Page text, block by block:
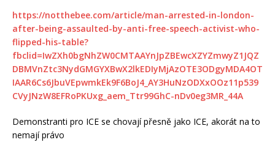
https://notthebee.com/article/man-arrested-in-london-
after-being-assaulted-by-anti-free-speech-activist-who-
flipped-his-table?
fbclid=IwZXh0bgNhZW0CMTAAYnJpZBEwcXZYZmwyZ1JQZ
DBMVnZtc3NydGMGYXBwX2lkEDIyMjAzOTE3ODgyMDA4OT
IAAR6Cs6JbuVEpwmkEk9F6BoJ4_AY3HuNzODXxOOz11p539
CVyJNzW8EFRoPKUxg_aem_Ttr99GhC-nDv0eg3MR_44A
Demonstranti pro ICE se chovají přesně jako ICE, akorát na to
nemají právo